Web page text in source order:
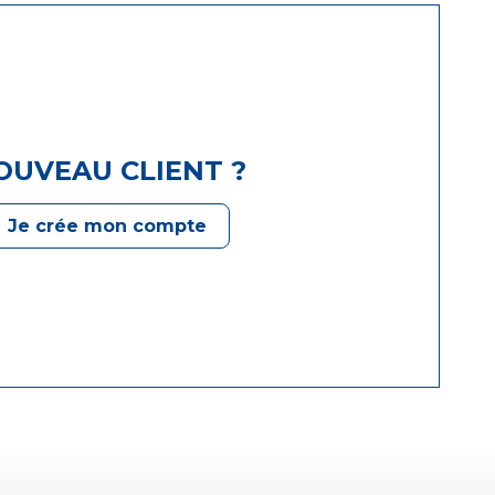
CLIENT ?
Je crée mon compte